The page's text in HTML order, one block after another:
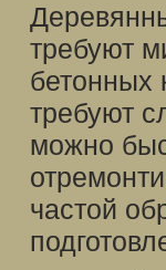
требуют
бетонных
требуют
можно
частой